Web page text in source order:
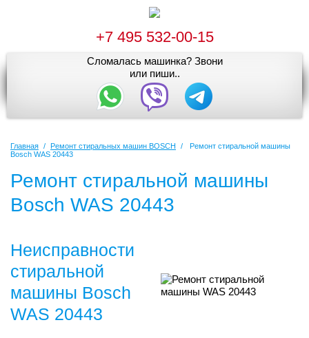
+7 495 532-00-15
Сломалась машинка? Звони
или пиши..
Главная / Ремонт стиральных машин BOSCH /
Ремонт стиральной машины
Bosch WAS 20443
Ремонт стиральной машины
Bosch WAS 20443
Неисправности
стиральной
машины Bosch
WAS 20443